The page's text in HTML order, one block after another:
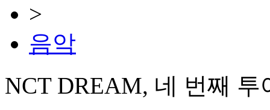
>
음악
NCT DREAM, 네 번째